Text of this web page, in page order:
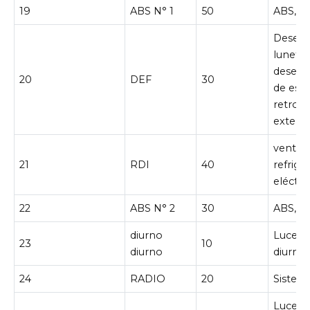
19 ABS N° 1 50 ABS,
20 DEF 30
luneta
de
21 RDI 40
22 ABS N° 2 30 ABS,
23
diurno
diurno
10
Luces
diurna
24 RADIO 20
Luces